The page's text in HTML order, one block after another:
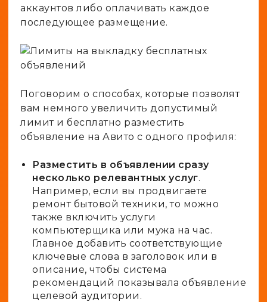
аккаунтов либо оплачивать каждое
последующее размещение.
Поговорим о способах, которые позволят
вам немного увеличить допустимый
лимит и бесплатно разместить
объявление на Авито с одного профиля:
Разместить в объявлении сразу
несколько релевантных услуг.
Например, если вы продвигаете
ремонт бытовой техники, то можно
также включить услуги
компьютерщика или мужа на час.
Главное добавить соответствующие
ключевые слова в заголовок или в
описание, чтобы система
рекомендаций показывала объявление
целевой аудитории.